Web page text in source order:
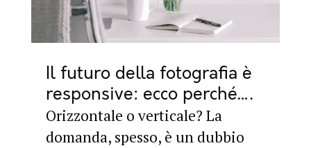
Il futuro della fotografia è
responsive: ecco perché…
Orizzontale o verticale? La
domanda, spesso, è un dubbio